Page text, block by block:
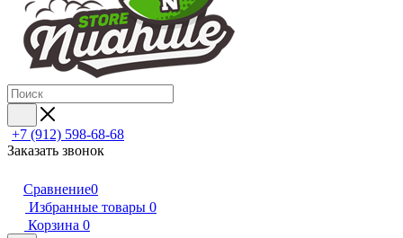
+7 (912) 598-68-68
Заказать звонок
Сравнение0
Избранные товары 0
Корзина 0